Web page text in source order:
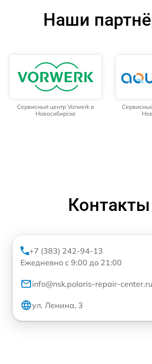
Наши
Сервисный центр Vorwerk в
Новосибирске
Контакты
+7 (383) 242-94-13
Ежедневно с 9:00 до 21:00
info@nsk.polaris-repair-center.ru
ул. Ленина, 3